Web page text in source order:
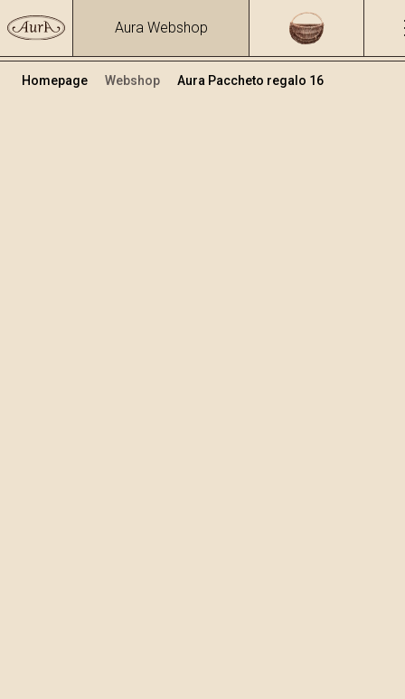
Aura Webshop
Homepage Webshop Aura Paccheto regalo 16